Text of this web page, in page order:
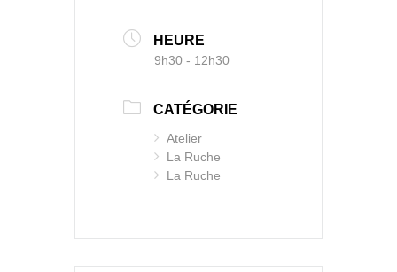
HEURE
9h30 - 12h30
CATÉGORIE
Atelier
La Ruche
La Ruche